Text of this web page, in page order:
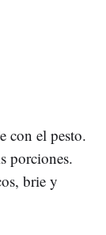
con el pesto.
porciones.
brie y